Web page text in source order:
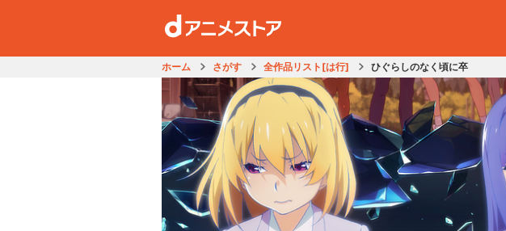
ホーム さがす 全作品リスト[は行] ひぐらしのなく頃に卒